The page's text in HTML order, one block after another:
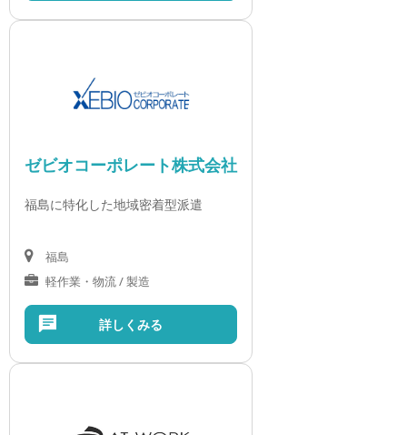
ゼビオコーポレート株式会社
福島に特化した地域密着型派遣
福島
軽作業・物流 / 製造
詳しくみる